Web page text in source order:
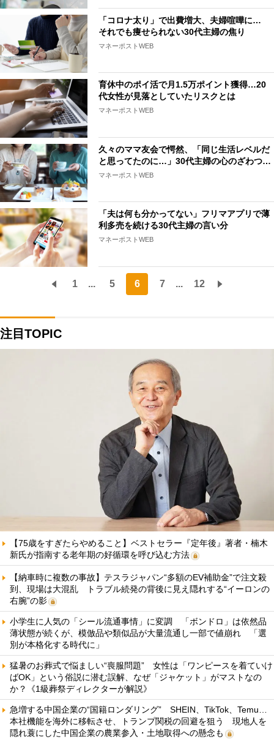
「コロナ太り」で出費増大、夫婦喧嘩に…
それでも痩せられない30代主婦の焦り
マネーポストWEB
育休中のポイ活で月1.5万ポイント獲得…20
代女性が見落としていたリスクとは
マネーポストWEB
久々のママ友会で愕然、「同じ生活レベルだ
と思ってたのに…」30代主婦の心のざわつ…
マネーポストWEB
「夫は何も分かってない」フリマアプリで薄
利多売を続ける30代主婦の言い分
マネーポストWEB
1 ... 5 6 7 ... 12
注目TOPIC
【75歳をすぎたらやめること】ベストセラー『定年後』著者・楠木
新氏が指南する老年期の好循環を呼び込む方法
【納車時に複数の事故】テスラジャパン“多額のEV補助金”で注文殺
到、現場は大混乱 トラブル続発の背後に見え隠れする“イーロンの
右腕”の影
小学生に人気の「シール流通事情」に変調 「ボンドロ」は依然品
薄状態が続くが、模倣品や類似品が大量流通し一部で値崩れ 「選
別が本格化する時代に」
猛暑のお葬式で悩ましい“喪服問題” 女性は「ワンピースを着ていけ
ばOK」という俗説に潜む誤解、なぜ「ジャケット」がマストなの
か？《1級葬祭ディレクターが解説》
急増する中国企業の“国籍ロンダリング” SHEIN、TikTok、Temu…
本社機能を海外に移転させ、トランプ関税の回避を狙う 現地人を
隠れ蓑にした中国企業の農業参入・土地取得への懸念も